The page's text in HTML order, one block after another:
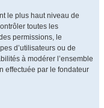
le plus haut niveau de
toutes les
permissions, le
d’utilisateurs ou de
à modérer l’ensemble
effectuée par le fondateur